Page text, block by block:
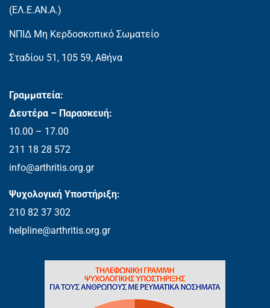
(EΛ.Ε.ΑΝ.Α.)
ΝΠΙΔ Μη Κερδοσκοπικό Σωματείο
Σταδίου 51, 105 59, Αθήνα
Γραμματεία:
Δευτέρα – Παρασκευή:
10.00 – 17.00
211 18 28 572
info@arthritis.org.gr
Ψυχολογική Υποστήριξη:
210 82 37 302
helpline@arthritis.org.gr